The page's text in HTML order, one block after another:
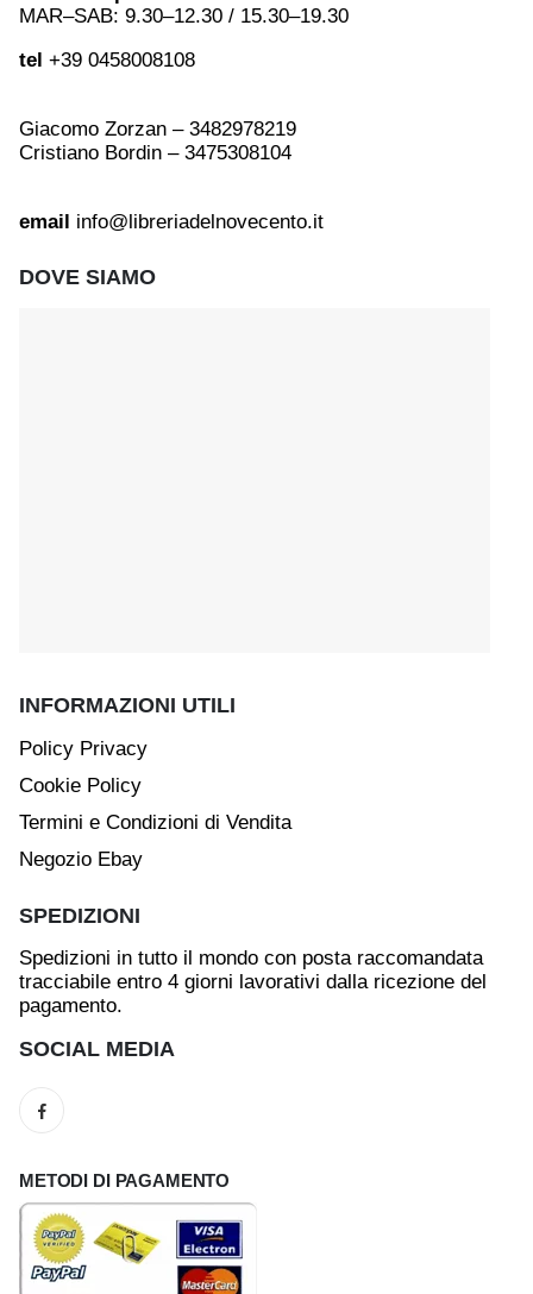
MAR–SAB: 9.30–12.30 / 15.30–19.30
tel +39 0458008108
Giacomo Zorzan – 3482978219
Cristiano Bordin – 3475308104
email info@libreriadelnovecento.it
DOVE SIAMO
INFORMAZIONI UTILI
Policy Privacy
Cookie Policy
Termini e Condizioni di Vendita
Negozio Ebay
SPEDIZIONI
Spedizioni in tutto il mondo con posta raccomandata
tracciabile entro 4 giorni lavorativi dalla ricezione del
pagamento.
SOCIAL MEDIA
METODI DI PAGAMENTO